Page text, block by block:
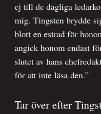
ej till de dagliga
mig. Tingsten brydde
blott en estrad för
angick honom endast
slutet av hans
för att inte läsa den.”
Tar över efter